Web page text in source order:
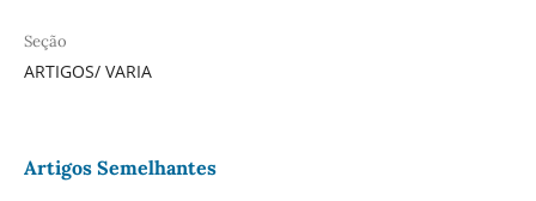
Seção
ARTIGOS/ VARIA
Artigos Semelhantes